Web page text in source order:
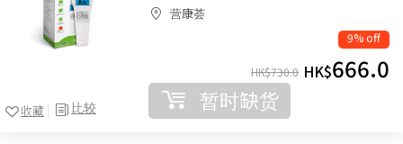
比较
收藏
营康荟
9% off
HK$730.0 HK$666.0
暂时缺货